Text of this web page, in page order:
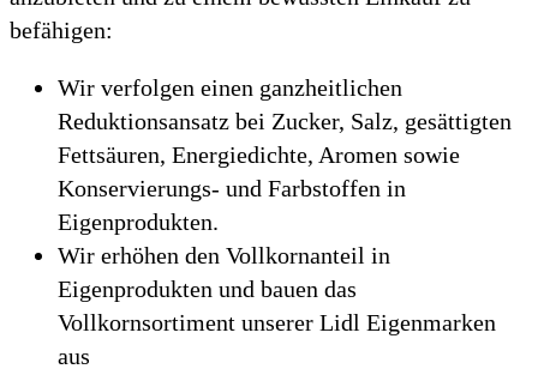
befähigen:
Wir verfolgen einen ganzheitlichen
Reduktionsansatz bei Zucker, Salz, gesättigten
Fettsäuren, Energiedichte, Aromen sowie
Konservierungs- und Farbstoffen in
Eigenprodukten.
Wir erhöhen den Vollkornanteil in
Eigenprodukten und bauen das
Vollkornsortiment unserer Lidl Eigenmarken
aus